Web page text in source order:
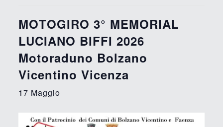
MOTOGIRO 3° MEMORIAL
LUCIANO BIFFI 2026
Motoraduno Bolzano
Vicentino Vicenza
17 Maggio